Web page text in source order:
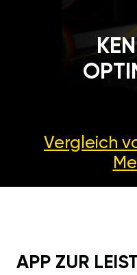
Vergleich
APP ZUR